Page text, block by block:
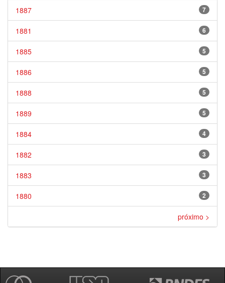
7
1887
6
1881
5
1885
5
1886
5
1888
5
1889
4
1884
3
1882
3
1883
2
1880
próximo >